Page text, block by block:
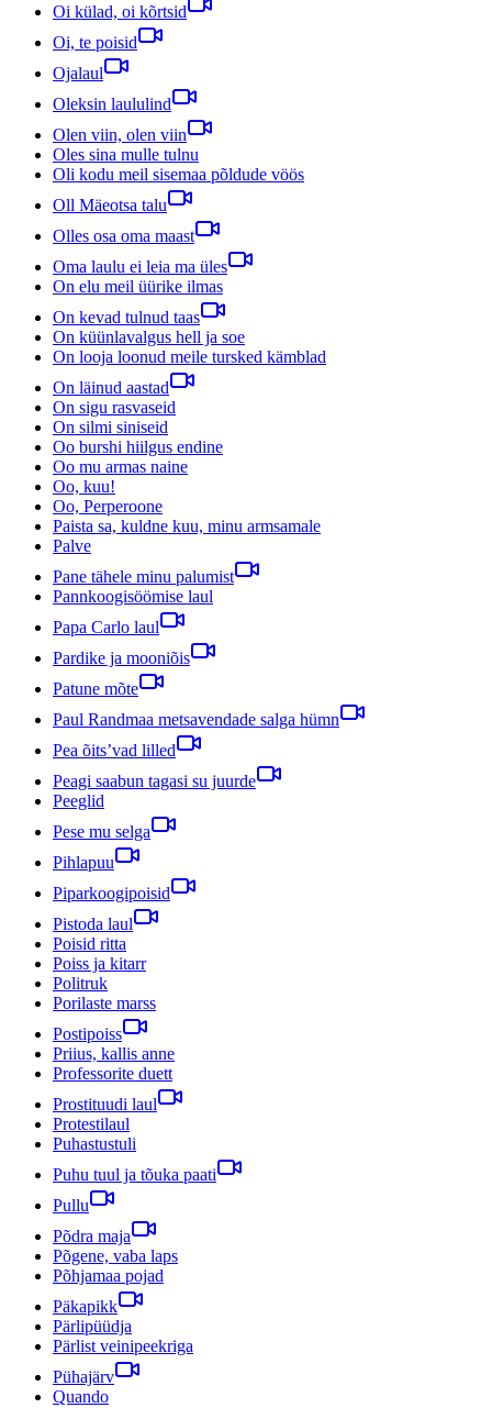
Oi külad, oi kõrtsid
Oi, te poisid
Ojalaul
Oleksin laululind
Olen viin, olen viin
Oles sina mulle tulnu
Oli kodu meil sisemaa põldude vöös
Oll Mäeotsa talu
Olles osa oma maast
Oma laulu ei leia ma üles
On elu meil üürike ilmas
On kevad tulnud taas
On küünlavalgus hell ja soe
On looja loonud meile tursked kämblad
On läinud aastad
On sigu rasvaseid
On silmi siniseid
Oo burshi hiilgus endine
Oo mu armas naine
Oo, kuu!
Oo, Perperoone
Paista sa, kuldne kuu, minu armsamale
Palve
Pane tähele minu palumist
Pannkoogisöömise laul
Papa Carlo laul
Pardike ja mooniõis
Patune mõte
Paul Randmaa metsavendade salga hümn
Pea õits’vad lilled
Peagi saabun tagasi su juurde
Peeglid
Pese mu selga
Pihlapuu
Piparkoogipoisid
Pistoda laul
Poisid ritta
Poiss ja kitarr
Politruk
Porilaste marss
Postipoiss
Priius, kallis anne
Professorite duett
Prostituudi laul
Protestilaul
Puhastustuli
Puhu tuul ja tõuka paati
Pullu
Põdra maja
Põgene, vaba laps
Põhjamaa pojad
Päkapikk
Pärlipüüdja
Pärlist veinipeekriga
Pühajärv
Quando